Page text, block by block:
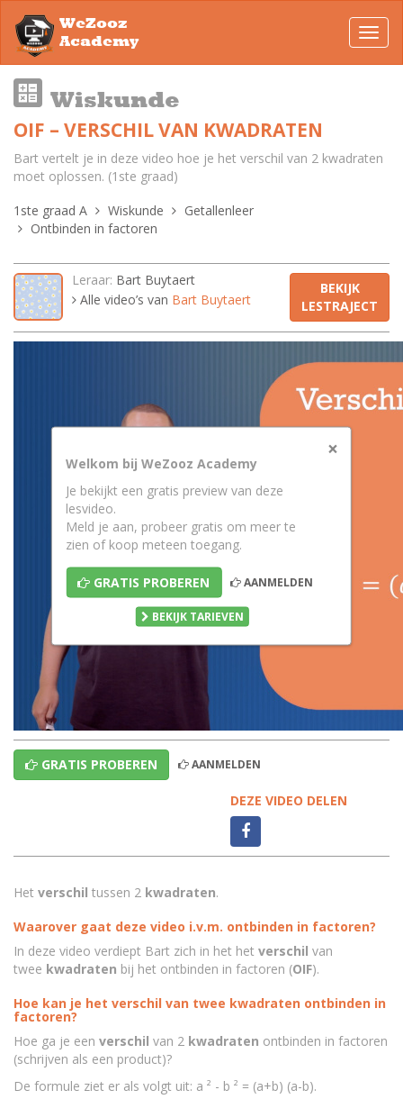
WeZooz
Academy
Wiskunde
OIF – VERSCHIL VAN KWADRATEN
Bart vertelt je in deze video hoe je het verschil van 2 kwadraten
moet oplossen. (1ste graad)
1ste graad A
Wiskunde
Getallenleer
Ontbinden in factoren
Leraar: Bart Buytaert
Alle video’s van Bart Buytaert
BEKIJK
LESTRAJECT
×
Welkom bij WeZooz Academy
Je bekijkt een gratis preview van deze
lesvideo.
Meld je aan, probeer gratis om meer te
zien of koop meteen toegang.
GRATIS PROBEREN AANMELDEN
BEKIJK TARIEVEN
GRATIS PROBEREN AANMELDEN
DEZE VIDEO DELEN
Het verschil tussen 2 kwadraten.
Waarover gaat deze video i.v.m. ontbinden in factoren?
In deze video verdiept Bart zich in het het verschil van
twee kwadraten bij het ontbinden in factoren (OIF).
Hoe kan je het verschil van twee kwadraten ontbinden in
factoren?
Hoe ga je een verschil van 2 kwadraten ontbinden in factoren
(schrijven als een product)?
De formule ziet er als volgt uit: a ² - b ² = (a+b) (a-b).